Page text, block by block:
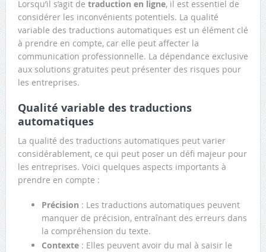
Lorsqu’il s’agit de traduction en ligne, il est essentiel de
considérer les inconvénients potentiels. La qualité
variable des traductions automatiques est un élément clé
à prendre en compte, car elle peut affecter la
communication professionnelle. La dépendance exclusive
aux solutions gratuites peut présenter des risques pour
les entreprises.
Qualité variable des traductions
automatiques
La qualité des traductions automatiques peut varier
considérablement, ce qui peut poser un défi majeur pour
les entreprises. Voici quelques aspects importants à
prendre en compte :
Précision : Les traductions automatiques peuvent
manquer de précision, entraînant des erreurs dans
la compréhension du texte.
Contexte: Elles peuvent avoir du mal à saisir le